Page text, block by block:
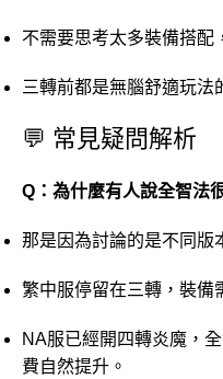
不需要思考太多裝備搭配
三轉前都是無腦舒適玩法
💬 常見疑問解析
Q： 為什麼有人說全智法
那是 因為討論的是不同 版
繁中服停留在三轉， 裝備
NA服已經開 四轉炎魔，
費自然提升。